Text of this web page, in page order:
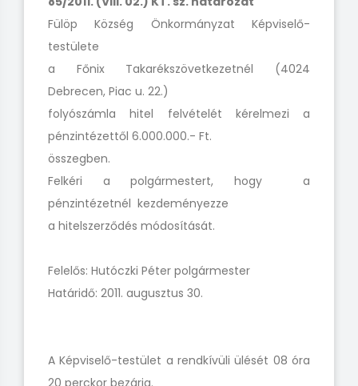
Fülöp Község Önkormányzat Képviselő-
testülete
a Főnix Takarékszövetkezetnél (4024
Debrecen, Piac u. 22.)
folyószámla hitel felvételét kérelmezi a
pénzintézettől 6.000.000.- Ft.
összegben.
Felkéri a polgármestert, hogy a
pénzintézetnél kezdeményezze
a hitelszerződés módosítását.
Felelős: Hutóczki Péter polgármester
Határidő: 2011. augusztus 30.
A Képviselő-testület a rendkívüli ülését 08 óra
20 perckor bezárja.